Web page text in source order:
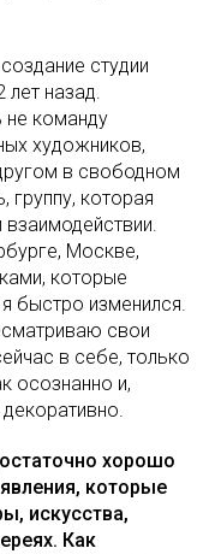
студии
назад.
не команду
художников,
в свободном
группу, которая
Москве,
которые
быстро изменился.
свои
в себе, только
осознанно и,
хорошо
которые
искусства,
Как